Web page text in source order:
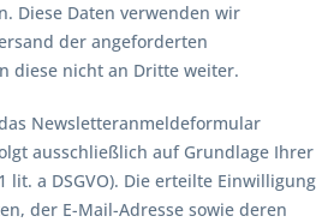
Diese Daten verwenden wir
der angeforderten
diese nicht an Dritte weiter.
Newsletteranmeldeformular
ausschließlich auf Grundlage Ihrer
lit. a DSGVO). Die erteilte Einwilligung
der E-Mail-Adresse sowie deren